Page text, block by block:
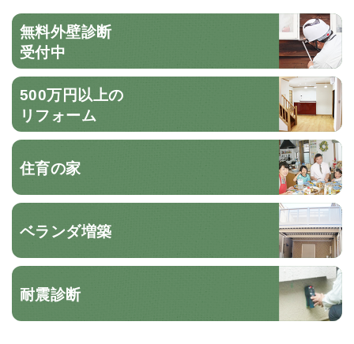
無料外壁診断
受付中
500万円以上の
リフォーム
住育の家
ベランダ増築
耐震診断